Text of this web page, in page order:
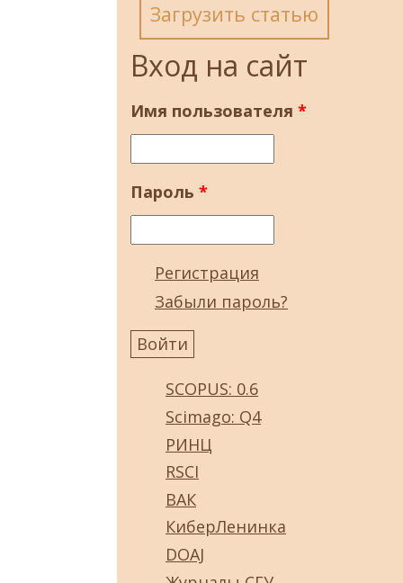
Загрузить статью
Вход на сайт
Имя пользователя *
Пароль *
Регистрация
Забыли пароль?
SCOPUS: 0.6
Scimago: Q4
РИНЦ
RSCI
ВАК
КиберЛенинка
DOAJ